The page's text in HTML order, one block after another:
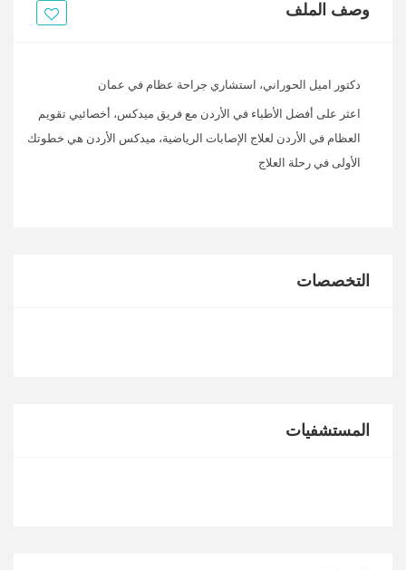
وصف الملف
دكتور اميل الحوراني، استشاري جراحة عظام في عمان
اعثر على أفضل الأطباء في الأردن مع فريق ميدكس، أخصائيي تقويم
العظام في الأردن لعلاج الإصابات الرياضية، ميدكس الأردن هي خطوتك
الأولى في رحلة العلاج
التخصصات
المستشفيات